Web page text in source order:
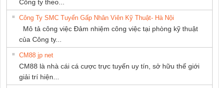
Công ty theo...
Công Ty SMC Tuyển Gấp Nhân Viên Kỹ Thuật- Hà Nội
Mô tả công việc Đảm nhiệm công việc tại phòng kỹ thuật
của Công ty...
CM88 jp net
CM88 là nhà cái cá cược trực tuyến uy tín, sở hữu thế giới
giải trí hiện...